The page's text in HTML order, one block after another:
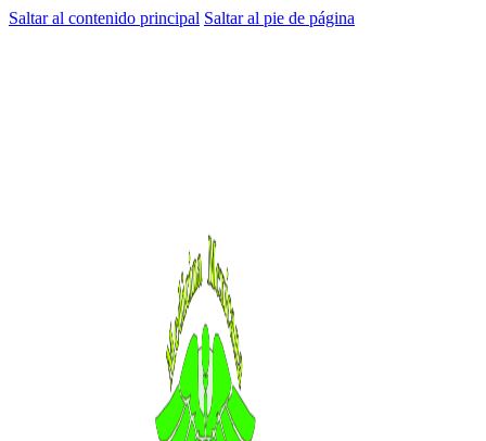
Saltar al contenido principal Saltar al pie de página